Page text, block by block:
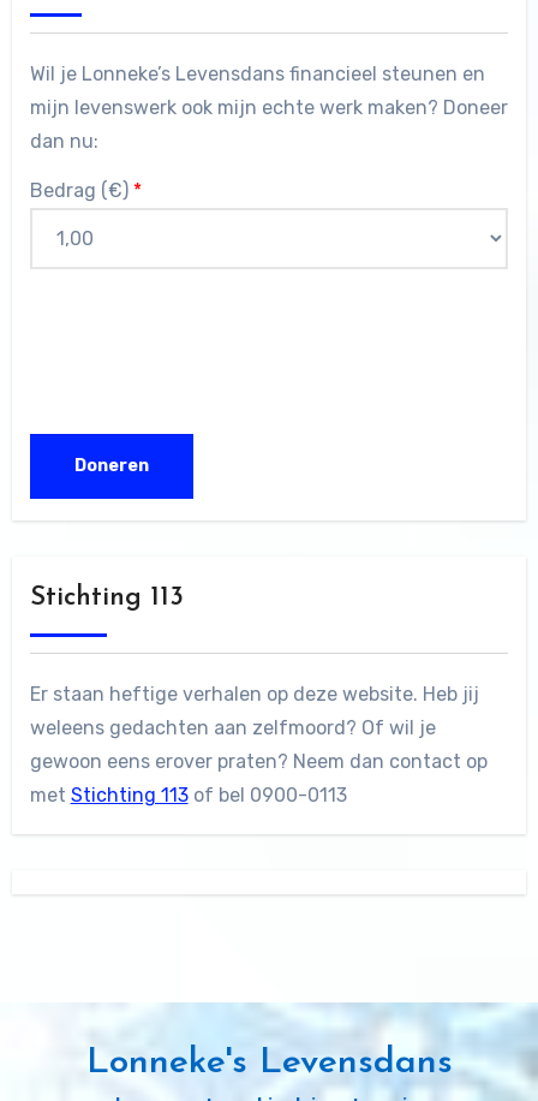
Wil je Lonneke’s Levensdans financieel steunen en
mijn levenswerk ook mijn echte werk maken? Doneer
dan nu:
Bedrag (€) *
Stichting 113
Er staan heftige verhalen op deze website. Heb jij
weleens gedachten aan zelfmoord? Of wil je
gewoon eens erover praten? Neem dan contact op
met Stichting 113of bel 0900-0113
Lonneke's Levensdans